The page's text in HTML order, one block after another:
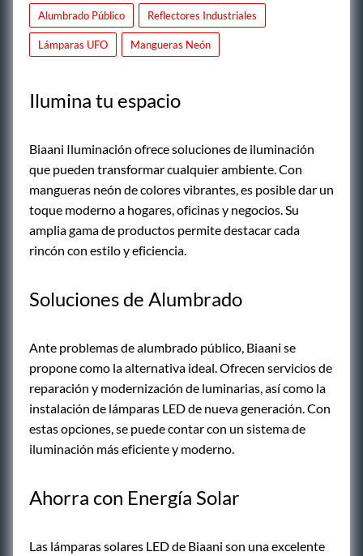
Alumbrado Público Reflectores Industriales
Lámparas UFO Mangueras Neón
Ilumina tu espacio
Biaani Iluminación ofrece soluciones de iluminación
que pueden transformar cualquier ambiente. Con
mangueras neón de colores vibrantes, es posible dar un
toque moderno a hogares, oficinas y negocios. Su
amplia gama de productos permite destacar cada
rincón con estilo y eficiencia.
Soluciones de Alumbrado
Ante problemas de alumbrado público, Biaani se
propone como la alternativa ideal. Ofrecen servicios de
reparación y modernización de luminarias, así como la
instalación de lámparas LED de nueva generación. Con
estas opciones, se puede contar con un sistema de
iluminación más eficiente y moderno.
Ahorra con Energía Solar
Las lámparas solares LED de Biaani son una excelente